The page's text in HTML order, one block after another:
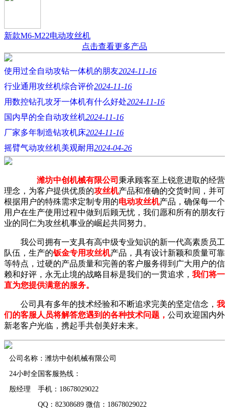
新款M6-M22电动攻丝机
点击查看更多产品
使用过全自动攻钻一体机的朋友2024-11-16
行业通用攻丝机综合评价2024-11-16
用数控钻孔攻牙一体机有什么好处2024-11-16
国内早的全自动攻丝机2024-11-16
厂家多年制造钻攻机床2024-11-16
摇臂气动攻丝机美观耐用2024-04-26
潍坊中创机械有限公司 秉承顾客至上锐意进取的经营
理念，为客户提供优质的攻丝机产品和准确的交货时间，并可
根据用户的特殊需求定制专用的电动攻丝机产品，确保每一个
用户在生产使用过程中做到后顾无忧，我们愿和所有的朋友行
业的同仁为攻丝机事业的崛起共同努力。
我公司拥有一支具有高中级专业知识的新一代高素质员工
队伍，生产的钣金专用攻丝机产品，具有设计新颖和质量可靠
等特点，过硬的产品质量和完善的客户服务得到广大用户的信
赖和好评，永无止境的战略目标是我们的一贯追求， 我们将一
直为您提供满意的服务。
公司具有多年的技术经验和不断追求完美的坚定信念， 我
们的客服人员将解答您遇到的各种技术问题， 公司欢迎国内外
新老客户光临，携起手共创美好未来。
公司名称：潍坊中创机械有限公司
24小时全国客服热线：
殷经理 手机：18678029022
QQ：82308689 微信：18678029022